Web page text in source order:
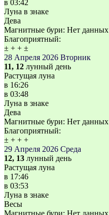
в 03:42
Луна в знаке
Дева
Магнитные бури: Нет данных
Благоприятный:
± + + ±
28 Апреля 2026 Вторник
11, 12 лунный день
Растущая луна
в 16:26
в 03:48
Луна в знаке
Дева
Магнитные бури: Нет данных
Благоприятный:
± + + +
29 Апреля 2026 Среда
12, 13 лунный день
Растущая луна
в 17:46
в 03:53
Луна в знаке
Весы